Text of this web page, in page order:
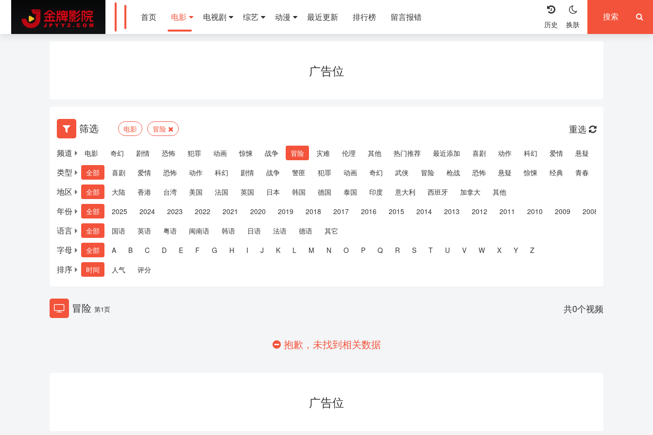
首页 电影 电视剧 综艺 动漫 最近更新 排行榜 留言报错
换肤
历史
广告位
筛选 电影 冒险 重选
频道 电影 奇幻 剧情 恐怖 犯罪 动画 惊悚 战争 冒险 灾难 伦理 其他 热门推荐 最近添加 喜剧 动作 科幻 爱情 悬疑
类型 全部 喜剧 爱情 恐怖 动作 科幻 剧情 战争 警匪 犯罪 动画 奇幻 武侠 冒险 枪战 恐怖 悬疑 惊悚 经典 青春
地区 全部 大陆 香港 台湾 美国 法国 英国 日本 韩国 德国 泰国 印度 意大利 西班牙 加拿大 其他
年份 全部 2025 2024 2023 2022 2021 2020 2019 2018 2017 2016 2015 2014 2013 2012 2011 2010 2009 2008
语言 全部 国语 英语 粤语 闽南语 韩语 日语 法语 德语 其它
字母 全部 A B C D E F G H I J K L M N O P Q R S T U V W X Y Z
排序 时间 人气 评分
冒险 第1页 共0个视频
抱歉，未找到相关数据
广告位